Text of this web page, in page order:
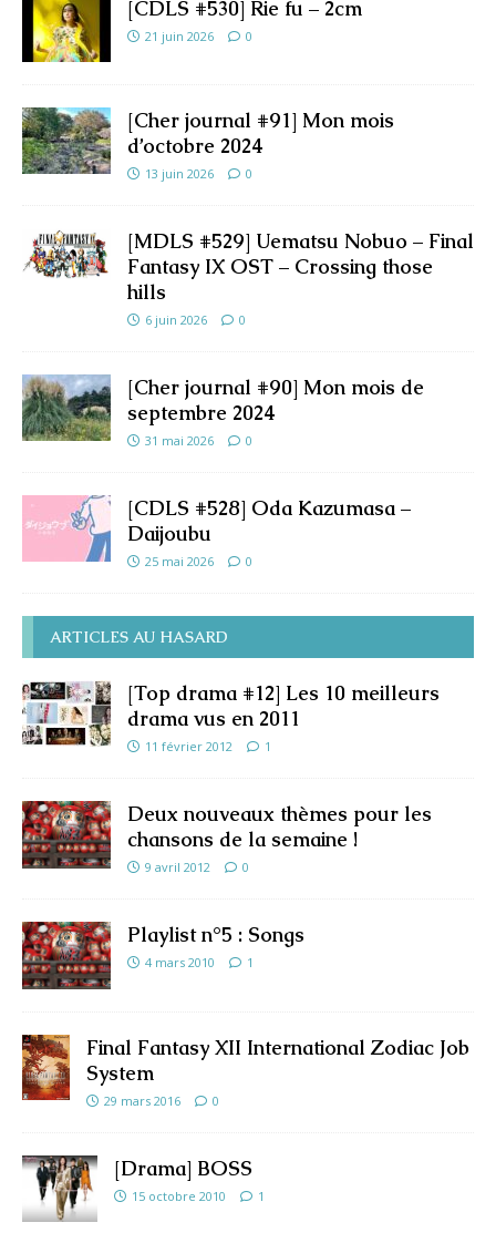
[CDLS #530] Rie fu – 2cm
21 juin 2026 0
[Cher journal #91] Mon mois
d’octobre 2024
13 juin 2026 0
[MDLS #529] Uematsu Nobuo – Final
Fantasy IX OST – Crossing those
hills
6 juin 2026 0
[Cher journal #90] Mon mois de
septembre 2024
31 mai 2026 0
[CDLS #528] Oda Kazumasa –
Daijoubu
25 mai 2026 0
ARTICLES AU HASARD
[Top drama #12] Les 10 meilleurs
drama vus en 2011
11 février 2012 1
Deux nouveaux thèmes pour les
chansons de la semaine !
9 avril 2012 0
Playlist n°5 : Songs
4 mars 2010 1
Final Fantasy XII International Zodiac Job
System
29 mars 2016 0
[Drama] BOSS
15 octobre 2010 1